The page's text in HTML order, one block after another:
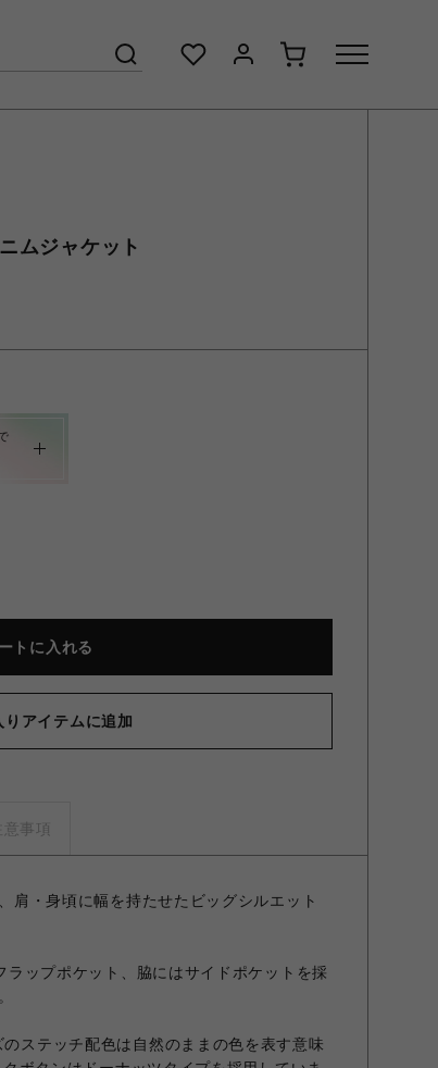
ムジャケット
トに入れる
りアイテムに追加
意事項
肩・身頃に幅を持たせたビッグシルエット
ップポケット、脇にはサイドポケットを採
ステッチ配色は自然のままの色を表す意味